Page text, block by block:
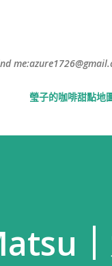
瑩子的咖啡甜點地